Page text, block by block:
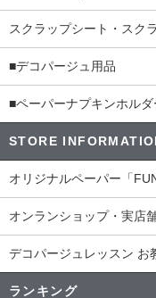
スクラップシート・スク
■デコパージュ用品
■ペーパーナプキンホルダ
STORE
オリジナルペーパー「
オンランショップ・実店
デコパージュレッスン お
ランキング